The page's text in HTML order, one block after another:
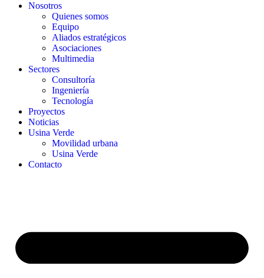
Nosotros
Quienes somos
Equipo
Aliados estratégicos
Asociaciones
Multimedia
Sectores
Consultoría
Ingeniería
Tecnología
Proyectos
Noticias
Usina Verde
Movilidad urbana
Usina Verde
Contacto